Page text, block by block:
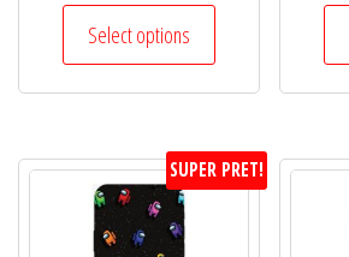
Select options
SUPER PRET!